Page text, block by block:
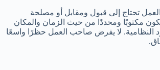
تحتاج إلى قبول ومقابل أو مصلحة
مكتوبًا ومحددًا من حيث الزمان والمكان
النظامية. لا يفرض صاحب العمل حظرًا واسعًا